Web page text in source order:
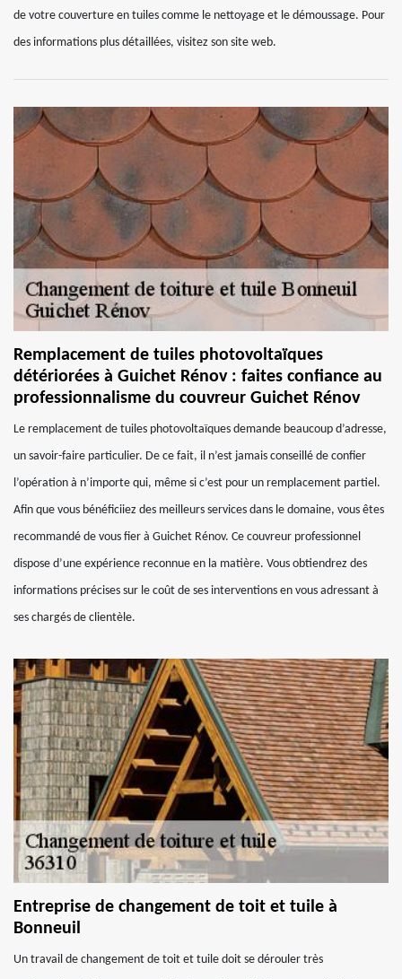
de votre couverture en tuiles comme le nettoyage et le démoussage. Pour
des informations plus détaillées, visitez son site web.
Remplacement de tuiles photovoltaïques
détériorées à Guichet Rénov : faites confiance au
professionnalisme du couvreur Guichet Rénov
Le remplacement de tuiles photovoltaïques demande beaucoup d’adresse,
un savoir-faire particulier. De ce fait, il n’est jamais conseillé de confier
l’opération à n’importe qui, même si c’est pour un remplacement partiel.
Afin que vous bénéficiiez des meilleurs services dans le domaine, vous êtes
recommandé de vous fier à Guichet Rénov. Ce couvreur professionnel
dispose d’une expérience reconnue en la matière. Vous obtiendrez des
informations précises sur le coût de ses interventions en vous adressant à
ses chargés de clientèle.
Entreprise de changement de toit et tuile à
Bonneuil
Un travail de changement de toit et tuile doit se dérouler très